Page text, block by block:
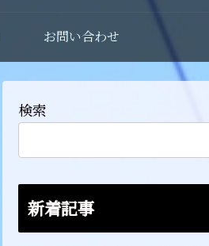
お問い合わせ
検索
新着記事